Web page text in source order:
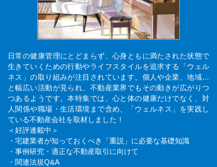
日常の健康管理にとどまらず、心身ともに満たされた状態で
生きていくための行動やライフスタイルを追求する「ウェル
ネス」の取り組みが注目されています。個人や企業、地域…
と幅広い活動が見られ、不動産業界でもその動きが広がりつ
つあるようです。本特集では、心と体の健康だけでなく、対
人関係や職場・生活環境まで含め、「ウェルネス」を実践し
ている不動産会社を取材しました！
＜好評連載中＞
・宅建業者が知っておくべき「重説」に必要な基礎知識
・事例研究・適正な不動産取引に向けて
・関連法規Q&A